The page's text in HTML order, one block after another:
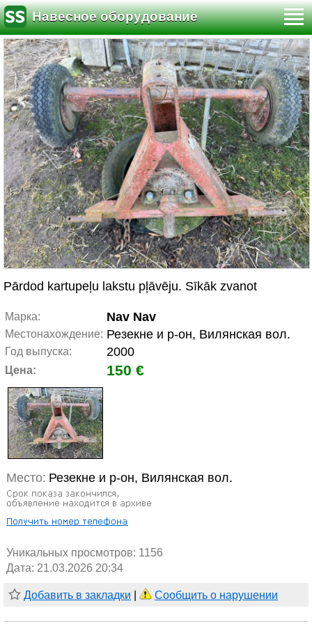
Навесное оборудование
Pārdod kartupeļu lakstu pļāvēju. Sīkāk zvanot
Марка: Nav Nav
Местонахождение: Резекне и р-он, Вилянская вол.
Год выпуска: 2000
Цена: 150 €
Место: Резекне и р-он, Вилянская вол.
Уникальных просмотров: 1156
Дата: 21.03.2026 20:34
Добавить в закладки Сообщить о нарушении